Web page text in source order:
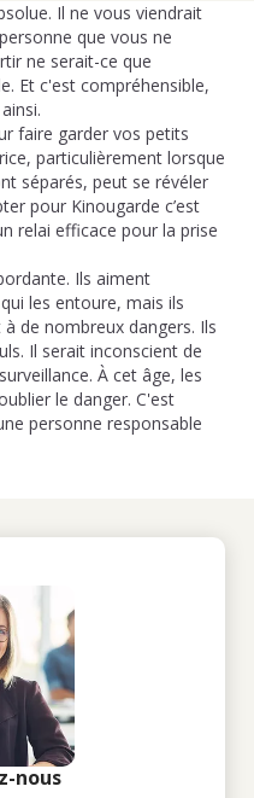
Il ne vous viendrait
que vous ne
ne serait-ce que
Et c'est compréhensible,
faire garder vos petits
particulièrement lorsque
séparés, peut se révéler
pour Kinougarde c’est
relai efficace pour la prise
Ils aiment
les entoure, mais ils
de nombreux dangers. Ils
Il serait inconscient de
À cet âge, les
le danger. C'est
personne responsable
nous